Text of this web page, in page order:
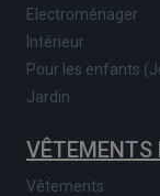
Electroménager
Intérieur
Pour les enfants
Jardin
VÊTEMENTS
Vêtements